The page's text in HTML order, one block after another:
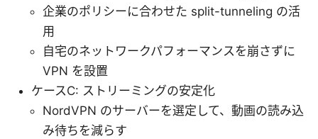
企業のポリシーに合わせた split-tunneling の活
用
自宅のネットワークパフォーマンスを崩さずに
VPN を設置
ケースC: ストリーミングの安定化
NordVPN のサーバーを選定して、動画の読み込
み待ちを減らす